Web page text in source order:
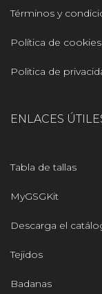
Términos y
Política de cookies
Politica de
ENLACES
Tabla de tallas
MyGSGKit
Descarga el
Tejidos
Badanas